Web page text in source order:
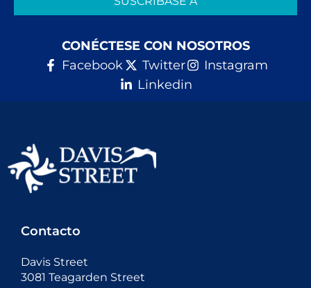
CONÉCTESE CON NOSOTROS
Facebook
Twitter
Instagram
Linkedin
Contacto
Davis Street
3081 Teagarden Street